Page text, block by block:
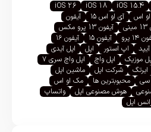
iOS 15.4
iOS 18
iOS 26
اس آی او اس ۱۵
آیفون
آیفون 13 پرو مکس
۱۴ پرو آیفون ۱۵
آیفون ۱۶
آیپد اپ استور اپل
اپل آیدی
موزیک اپل واچ
اپل واچ سری ۷
ایرتگ شرکت اپل
ماشین اپل
سی
محبوبترین ها
مک او اس
هوش مصنوعی اپل
واتساپ
اپل